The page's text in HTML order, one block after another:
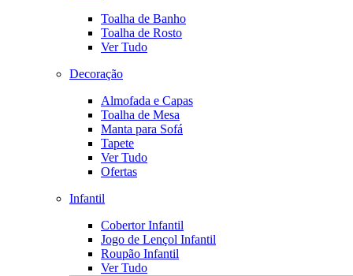
Toalha de Banho
Toalha de Rosto
Ver Tudo
Decoração
Almofada e Capas
Toalha de Mesa
Manta para Sofá
Tapete
Ver Tudo
Ofertas
Infantil
Cobertor Infantil
Jogo de Lençol Infantil
Roupão Infantil
Ver Tudo